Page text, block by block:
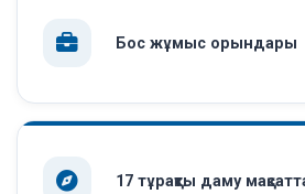
Бос жұмыс орындары
17 тұрақты даму